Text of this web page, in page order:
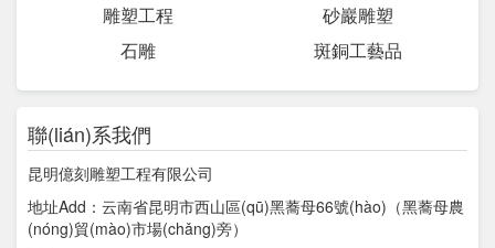
雕塑工程
砂巖雕塑
石雕
斑銅工藝品
聯(lián)系我們
昆明億刻雕塑工程有限公司
地址Add：云南省昆明市西山區(qū)黑蕎母66號(hào)（黑蕎母農
(nóng)貿(mào)市場(chǎng)旁）